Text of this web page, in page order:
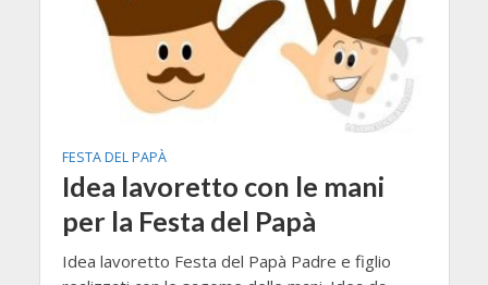
FESTA DEL PAPÀ
Idea lavoretto con le mani
per la Festa del Papà
Idea lavoretto Festa del Papà Padre e figlio